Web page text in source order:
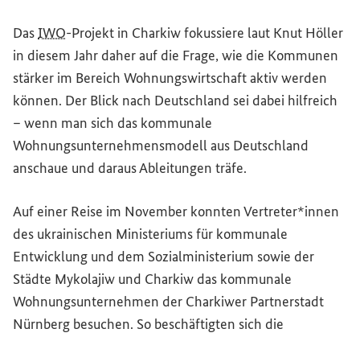
DasIWO-Projekt in Charkiw fokussiere laut Knut Höller
in diesem Jahr daher auf die Frage, wie die Kommunen
stärker im Bereich Wohnungswirtschaft aktiv werden
können. Der Blick nach Deutschland sei dabei hilfreich
– wenn man sich das kommunale
Wohnungsunternehmensmodell aus Deutschland
anschaue und daraus Ableitungen träfe.
Auf einer Reise im November konnten Vertreter*innen
des ukrainischen Ministeriums für kommunale
Entwicklung und dem Sozialministerium sowie der
Städte Mykolajiw und Charkiw das kommunale
Wohnungsunternehmen der Charkiwer Partnerstadt
Nürnberg besuchen. So beschäftigten sich die